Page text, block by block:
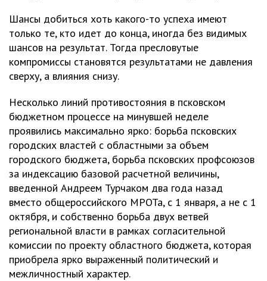
Шансы добиться хоть какого-то успеха имеют
только те, кто идет до конца, иногда без видимых
шансов на результат. Тогда пресловутые
компромиссы становятся результатами не давления
сверху, а влияния снизу.
Несколько линий противостояния в псковском
бюджетном процессе на минувшей неделе
проявились максимально ярко: борьба псковских
городских властей с областными за объем
городского бюджета, борьба псковских профсоюзов
за индексацию базовой расчетной величины,
введенной Андреем Турчаком два года назад
вместо общероссийского МРОТа, с 1 января, а не с 1
октября, и собственно борьба двух ветвей
региональной власти в рамках согласительной
комиссии по проекту областного бюджета, которая
приобрела ярко выраженный политический и
межличностный характер.